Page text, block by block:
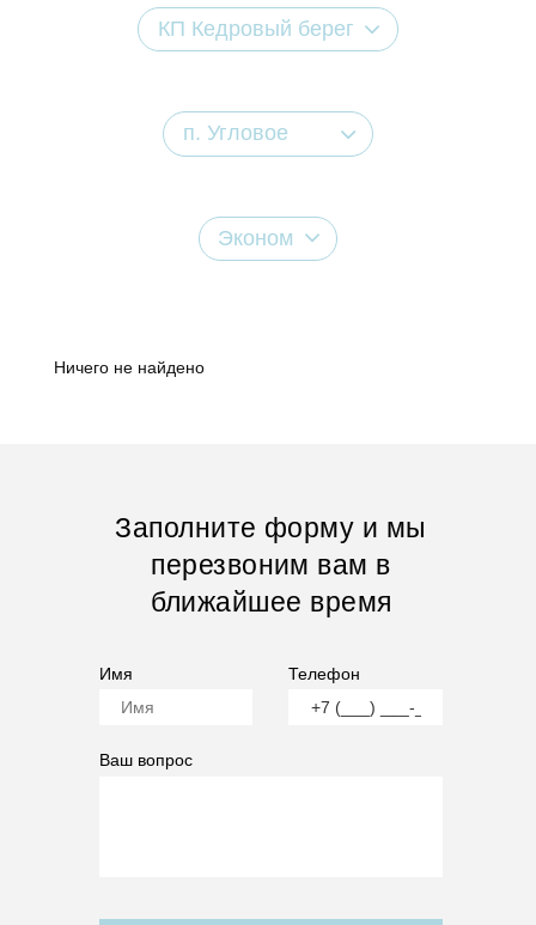
КП Кедровый берег
п. Угловое
Эконом
Ничего не найдено
Заполните форму и мы
перезвоним вам в
ближайшее время
Имя Телефон
Ваш вопрос